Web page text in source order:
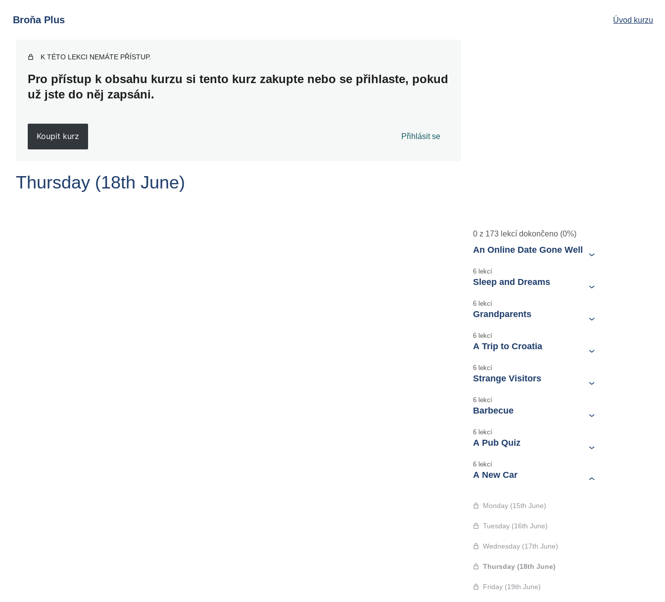
Broňa Plus Úvod kurzu
K TÉTO LEKCI NEMÁTE PŘÍSTUP.
Pro přístup k obsahu kurzu si tento kurz zakupte nebo se přihlaste, pokud
už jste do něj zapsáni.
Koupit kurz Přihlásit se
Thursday (18th June)
0 z 173 lekcí dokončeno (0%)
An Online Date Gone Well
6 lekcí
Sleep and Dreams
6 lekcí
Grandparents
6 lekcí
A Trip to Croatia
6 lekcí
Strange Visitors
6 lekcí
Barbecue
6 lekcí
A Pub Quiz
6 lekcí
A New Car
Monday (15th June)
Tuesday (16th June)
Wednesday (17th June)
Thursday (18th June)
Friday (19th June)